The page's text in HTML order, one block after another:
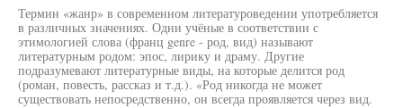
Термин «жанр» в современном литературоведении употребляется
в различных значениях. Одни учёные в соответствии с
этимологией слова (франц genre - род, вид) называют
литературным родом: эпос, лирику и драму. Другие
подразумевают литературные виды, на которые делится род
(роман, повесть, рассказ и т.д.). «Род никогда не может
существовать непосредственно, он всегда проявляется через вид.